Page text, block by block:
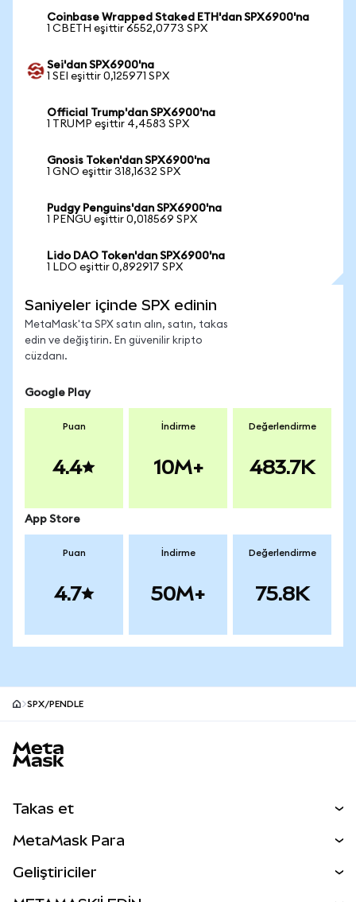
Coinbase Wrapped Staked ETH'dan SPX6900'na
1 CBETH eşittir 6552,0773 SPX
Sei'dan SPX6900'na
1 SEI eşittir 0,125971 SPX
Official Trump'dan SPX6900'na
1 TRUMP eşittir 4,4583 SPX
Gnosis Token'dan SPX6900'na
1 GNO eşittir 318,1632 SPX
Pudgy Penguins'dan SPX6900'na
1 PENGU eşittir 0,018569 SPX
Lido DAO Token'dan SPX6900'na
1 LDO eşittir 0,892917 SPX
Saniyeler içinde SPX edinin
MetaMask'ta SPX satın alın, satın, takas
edin ve değiştirin. En güvenilir kripto
cüzdanı.
Google Play
Puan
4.4
İndirme
10M+
Değerlendirme
483.7K
App Store
Puan
4.7
İndirme
50M+
Değerlendirme
75.8K
SPX/PENDLE
Takas et
Perps
MetaMask Para
Geliştiriciler